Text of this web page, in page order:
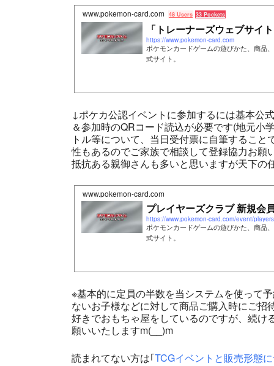
www.pokemon-card.com 48 Users 33 Pockets
「トレーナーズウェブサイ
https://www.pokemon-card.com
ポケモンカードゲームの遊びかた、商品
式サイト。
↓ポケカ公認イベントに参加するには基本公
＆参加時のQRコード読込が必要です(地元小
トル等について、当日受付票に自筆するこ
性もあるのでご家族で相談して登録協力お
抵抗ある親御さんも多いと思いますが天下の
www.pokemon-card.com
プレイヤーズクラブ 新規会
https://www.pokemon-card.com/event/
ポケモンカードゲームの遊びかた、商品
式サイト。
※基本的に定員の半数を当システムを使って
ないお子様などに対して商品ご購入時にご
好きでおもちゃ屋をしているのですが、続
願いいたしますm(__)m
読まれてない方は｢TCGイベントと販売形態